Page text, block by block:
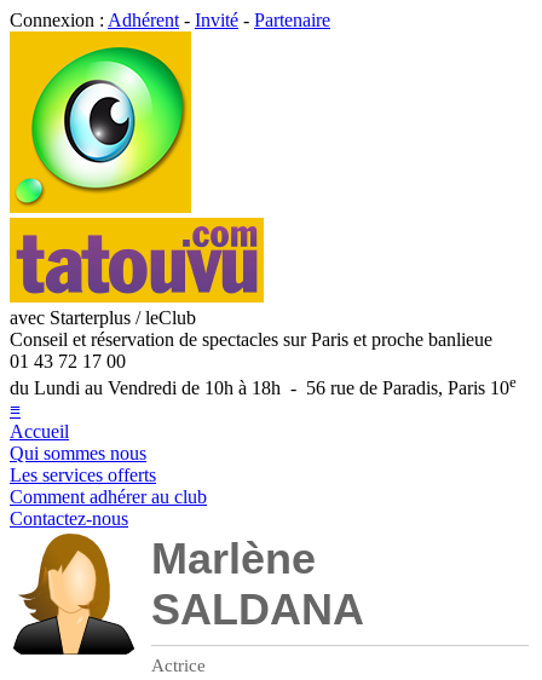
Connexion : Adhérent - Invité - Partenaire
avec Starterplus / leClub
Conseil et réservation de spectacles sur Paris et proche banlieue
01 43 72 17 00
du Lundi au Vendredi de 10h à 18h - 56 rue de Paradis, Paris 10e
≡
Accueil
Qui sommes nous
Les services offerts
Comment adhérer au club
Contactez-nous
Marlène
SALDANA
Actrice